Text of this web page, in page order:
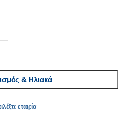
& Ηλιακά
εταιρία